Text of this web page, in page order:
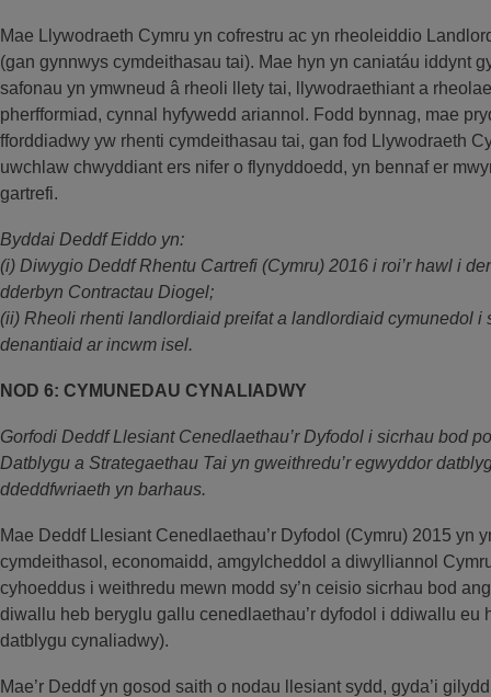
Mae Llywodraeth Cymru yn cofrestru ac yn rheoleiddio
(gan gynnwys cymdeithasau tai). Mae hyn yn caniatáu iddynt
safonau yn ymwneud â rheoli llety tai, llywodraethiant a
pherfformiad, cynnal hyfywedd ariannol. Fodd bynnag, mae
fforddiadwy yw rhenti cymdeithasau tai, gan fod Llywodraeth
uwchlaw chwyddiant ers nifer o flynyddoedd, yn bennaf er
gartrefi.
Byddai Deddf Eiddo yn:
(i) Diwygio Deddf Rhentu Cartrefi (Cymru) 2016 i roi’r hawl i
dderbyn Contractau Diogel;
(ii) Rheoli rhenti landlordiaid preifat a landlordiaid cymunedol i
denantiaid ar incwm isel.
NOD 6: CYMUNEDAU CYNALIADWY
Gorfodi Deddf Llesiant Cenedlaethau’r Dyfodol i sicrhau bod
Datblygu a Strategaethau Tai yn gweithredu’r egwyddor
ddeddfwriaeth yn barhaus.
Mae Deddf Llesiant Cenedlaethau’r Dyfodol (Cymru) 2015 yn
cymdeithasol, economaidd, amgylcheddol a diwylliannol
cyhoeddus i weithredu mewn modd sy’n ceisio sicrhau bod
diwallu heb beryglu gallu cenedlaethau’r dyfodol i ddiwallu eu
datblygu cynaliadwy).
Mae’r Deddf yn gosod saith o nodau llesiant sydd, gyda’i